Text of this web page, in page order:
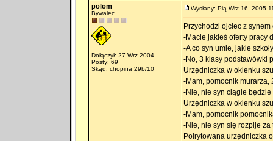
polom
Bywalec
Dołączył: 27 Wrz 2004
Posty: 69
Skąd: chopina 29b/10
Wysłany: Pią Wrz 16, 2005
Przychodzi ojciec z synem
-Macie jakieś oferty pracy
-A co syn umie, jakie
-No, 3 klasy podstawówki
Urzędniczka w okienku
-Mam, pomocnik murarza,
-Nie, nie syn ciągle
Urzędniczka w okienku
-Mam, pomocnik
-Nie, nie syn się rozpije
Poirytowana urzędniczka